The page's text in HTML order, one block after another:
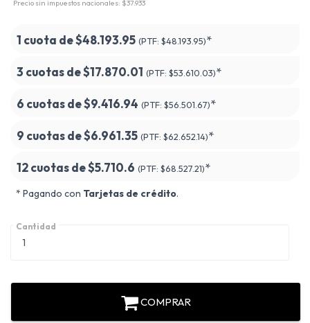
Precio sin impuestos nacionales: $37.933
1 cuota de$48.193.95 (PTF: $48.193.95)*
3 cuotas de$17.870.01 (PTF: $53.610.03)*
6 cuotas de$9.416.94 (PTF: $56.501.67)*
9 cuotas de$6.961.35 (PTF: $62.652.14)*
12 cuotas de$5.710.6 (PTF: $68.527.21)*
* Pagando con Tarjetas de crédito.
Cantidad
COMPRAR